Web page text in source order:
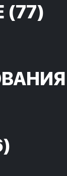
(77)